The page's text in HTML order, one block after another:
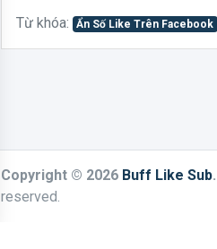
Từ khóa: Ẩn Số Like Trên Facebook
Copyright © 2026 Buff Like Sub.
reserved.